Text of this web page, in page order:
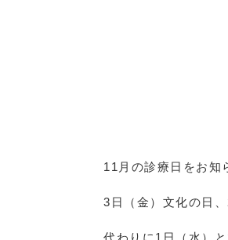
11月の診療日をお知
3日（金）文化の日
代わりに1日（水）